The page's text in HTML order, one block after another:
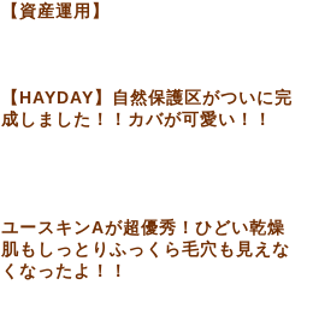
【資産運用】
【HAYDAY】自然保護区がついに完
成しました！！カバが可愛い！！
ユースキンAが超優秀！ひどい乾燥
肌もしっとりふっくら毛穴も見えな
くなったよ！！